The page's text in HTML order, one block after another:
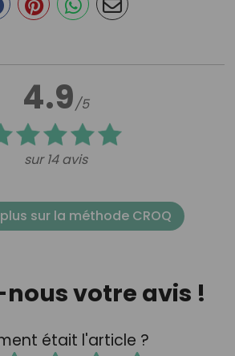
4.9/5
sur 14 avis
sur la méthode CROQ
votre avis !
était l'article ?